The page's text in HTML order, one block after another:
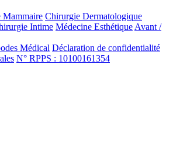
Mammaire Chirurgie Dermatologique
Intime Médecine Esthétique Avant /
Médical Déclaration de confidentialité
N° RPPS : 10100161354